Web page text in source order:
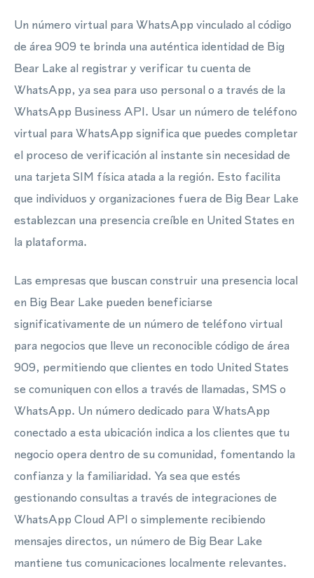
Un número virtual para WhatsApp vinculado al código
de área 909 te brinda una auténtica identidad de Big
Bear Lake al registrar y verificar tu cuenta de
WhatsApp, ya sea para uso personal o a través de la
WhatsApp Business API. Usar un número de teléfono
virtual para WhatsApp significa que puedes completar
el proceso de verificación al instante sin necesidad de
una tarjeta SIM física atada a la región. Esto facilita
que individuos y organizaciones fuera de Big Bear Lake
establezcan una presencia creíble en United States en
la plataforma.
Las empresas que buscan construir una presencia local
en Big Bear Lake pueden beneficiarse
significativamente de un número de teléfono virtual
para negocios que lleve un reconocible código de área
909, permitiendo que clientes en todo United States
se comuniquen con ellos a través de llamadas, SMS o
WhatsApp. Un número dedicado para WhatsApp
conectado a esta ubicación indica a los clientes que tu
negocio opera dentro de su comunidad, fomentando la
confianza y la familiaridad. Ya sea que estés
gestionando consultas a través de integraciones de
WhatsApp Cloud API o simplemente recibiendo
mensajes directos, un número de Big Bear Lake
mantiene tus comunicaciones localmente relevantes.